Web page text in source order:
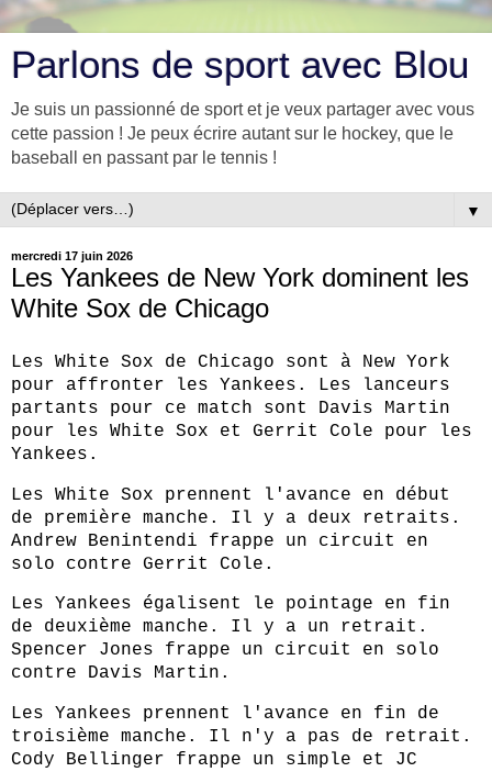
Parlons de sport avec Blou
Je suis un passionné de sport et je veux partager avec vous
cette passion ! Je peux écrire autant sur le hockey, que le
baseball en passant par le tennis !
▼
mercredi 17 juin 2026
Les Yankees de New York dominent les
White Sox de Chicago
Les White Sox de Chicago sont à New York
pour affronter les Yankees. Les lanceurs
partants pour ce match sont Davis Martin
pour les White Sox et Gerrit Cole pour les
Yankees.
Les White Sox prennent l'avance en début
de première manche. Il y a deux retraits.
Andrew Benintendi frappe un circuit en
solo contre Gerrit Cole.
Les Yankees égalisent le pointage en fin
de deuxième manche. Il y a un retrait.
Spencer Jones frappe un circuit en solo
contre Davis Martin.
Les Yankees prennent l'avance en fin de
troisième manche. Il n'y a pas de retrait.
Cody Bellinger frappe un simple et JC